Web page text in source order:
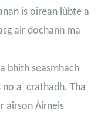
is oirean lùbte a
air dochann ma
bhith seasmhach
a’ crathadh. Tha
airson Àirneis